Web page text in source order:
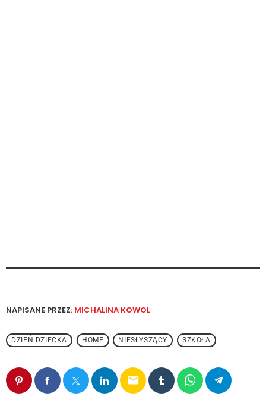
NAPISANE PRZEZ: MICHALINA KOWOL
DZIEŃ DZIECKA HOME NIESŁYSZĄCY SZKOŁA
email